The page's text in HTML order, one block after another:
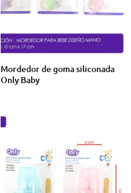
Mordedor de goma siliconada
Only Baby